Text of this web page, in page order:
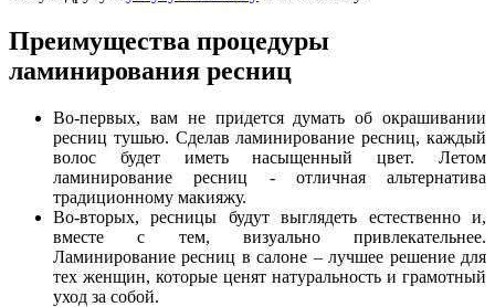
Преимущества процедуры
ламинирования ресниц
Во-первых, вам не придется думать об окрашивании
ресниц тушью. Сделав ламинирование ресниц, каждый
волос будет иметь насыщенный цвет. Летом
ламинирование ресниц - отличная альтернатива
традиционному макияжу.
Во-вторых, ресницы будут выглядеть естественно и,
вместе с тем, визуально привлекательнее.
Ламинирование ресниц в салоне – лучшее решение для
тех женщин, которые ценят натуральность и грамотный
уход за собой.